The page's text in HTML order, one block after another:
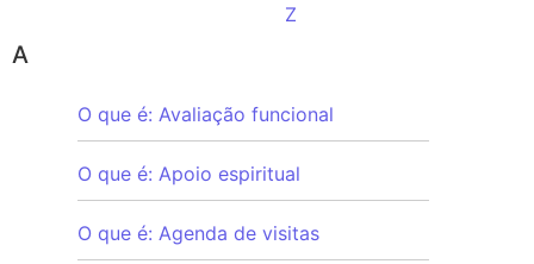
Z
A
O que é: Avaliação funcional
O que é: Apoio espiritual
O que é: Agenda de visitas